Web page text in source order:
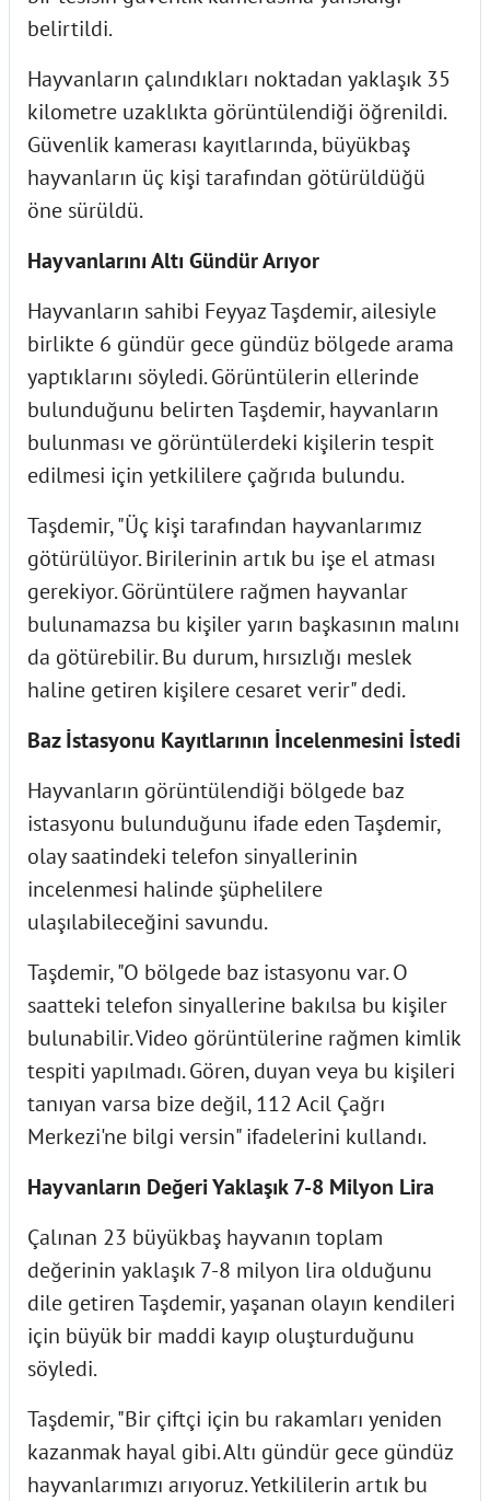
belirtildi.
Hayvanların çalındıkları noktadan yaklaşık 35
kilometre uzaklıkta görüntülendiği öğrenildi.
Güvenlik kamerası kayıtlarında, büyükbaş
hayvanların üç kişi tarafından götürüldüğü
öne sürüldü.
Hayvanlarını Altı Gündür Arıyor
Hayvanların sahibi Feyyaz Taşdemir, ailesiyle
birlikte 6 gündür gece gündüz bölgede arama
yaptıklarını söyledi. Görüntülerin ellerinde
bulunduğunu belirten Taşdemir, hayvanların
bulunması ve görüntülerdeki kişilerin tespit
edilmesi için yetkililere çağrıda bulundu.
Taşdemir, "Üç kişi tarafından hayvanlarımız
götürülüyor. Birilerinin artık bu işe el atması
gerekiyor. Görüntülere rağmen hayvanlar
bulunamazsa bu kişiler yarın başkasının malını
da götürebilir. Bu durum, hırsızlığı meslek
haline getiren kişilere cesaret verir" dedi.
Baz İstasyonu Kayıtlarının İncelenmesini İstedi
Hayvanların görüntülendiği bölgede baz
istasyonu bulunduğunu ifade eden Taşdemir,
olay saatindeki telefon sinyallerinin
incelenmesi halinde şüphelilere
ulaşılabileceğini savundu.
Taşdemir, "O bölgede baz istasyonu var. O
saatteki telefon sinyallerine bakılsa bu kişiler
bulunabilir. Video görüntülerine rağmen kimlik
tespiti yapılmadı. Gören, duyan veya bu kişileri
tanıyan varsa bize değil, 112 Acil Çağrı
Merkezi'ne bilgi versin" ifadelerini kullandı.
Hayvanların Değeri Yaklaşık 7-8 Milyon Lira
Çalınan 23 büyükbaş hayvanın toplam
değerinin yaklaşık 7-8 milyon lira olduğunu
dile getiren Taşdemir, yaşanan olayın kendileri
için büyük bir maddi kayıp oluşturduğunu
söyledi.
Taşdemir, "Bir çiftçi için bu rakamları yeniden
kazanmak hayal gibi. Altı gündür gece gündüz
hayvanlarımızı arıyoruz. Yetkililerin artık bu